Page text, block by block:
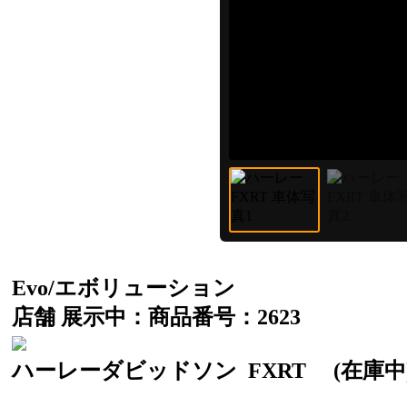
Evo/エボリューション
店舗 展示中：商品番号：2623
ハーレーダビッドソン FXRT (在庫